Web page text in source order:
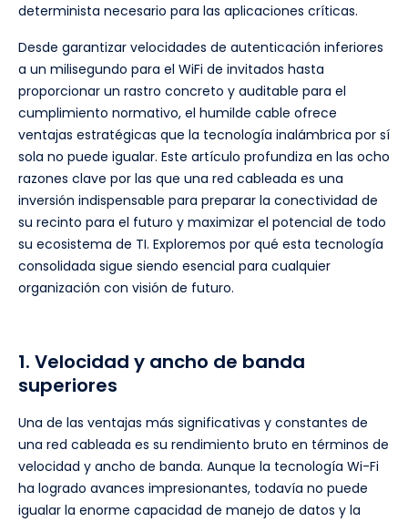
determinista necesario para las aplicaciones críticas.
Desde garantizar velocidades de autenticación inferiores
a un milisegundo para el WiFi de invitados hasta
proporcionar un rastro concreto y auditable para el
cumplimiento normativo, el humilde cable ofrece
ventajas estratégicas que la tecnología inalámbrica por sí
sola no puede igualar. Este artículo profundiza en las ocho
razones clave por las que una red cableada es una
inversión indispensable para preparar la conectividad de
su recinto para el futuro y maximizar el potencial de todo
su ecosistema de TI. Exploremos por qué esta tecnología
consolidada sigue siendo esencial para cualquier
organización con visión de futuro.
1. Velocidad y ancho de banda
superiores
Una de las ventajas más significativas y constantes de
una red cableada es su rendimiento bruto en términos de
velocidad y ancho de banda. Aunque la tecnología Wi-Fi
ha logrado avances impresionantes, todavía no puede
igualar la enorme capacidad de manejo de datos y la